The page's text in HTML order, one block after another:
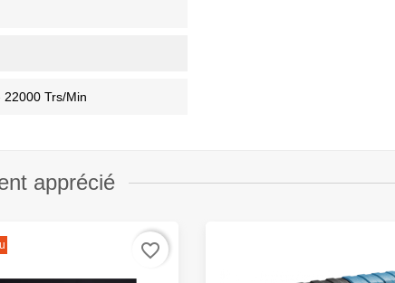
22000 Trs/min
apprécié
favorite_border